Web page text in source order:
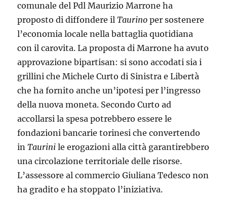
comunale del Pdl Maurizio Marrone ha
proposto di diffondere ilTaurinoper sostenere
l’economia locale nella battaglia quotidiana
con il carovita.La proposta di Marrone ha avuto
approvazione bipartisan: si sono accodati sia i
grillini che Michele Curto di Sinistra e Libertà
che ha fornito anche un’ipotesi per l’ingresso
della nuova moneta. Secondo Curto ad
accollarsi la spesa potrebbero essere le
fondazioni bancarie torinesi che convertendo
inTaurini le erogazioni alla città garantirebbero
una circolazione territoriale delle risorse.
L’assessore al commercio Giuliana Tedesco non
ha gradito e ha stoppato l’iniziativa.